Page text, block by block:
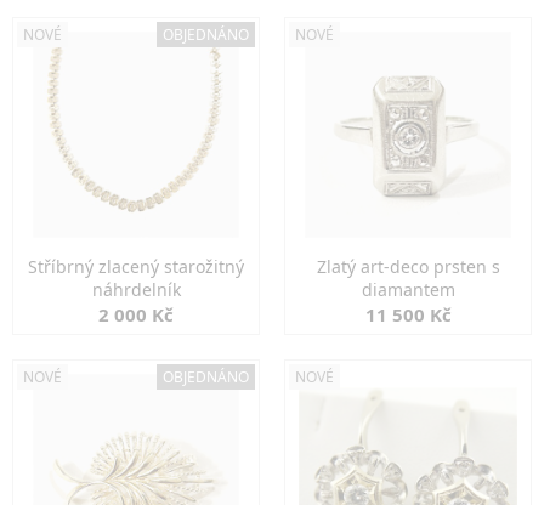
NOVÉ OBJEDNÁNO
Stříbrný zlacený starožitný
náhrdelník
2 000 Kč
NOVÉ
Zlatý art-deco prsten s
diamantem
11 500 Kč
NOVÉ OBJEDNÁNO NOVÉ